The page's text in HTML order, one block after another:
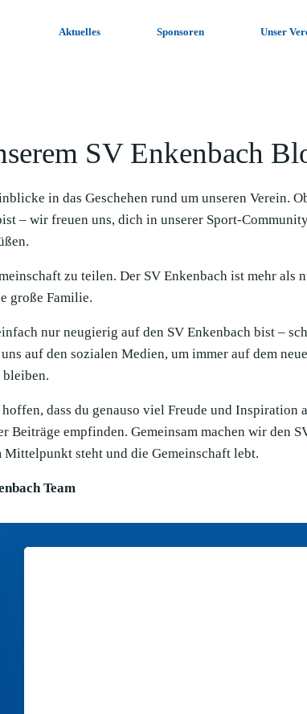
Aktuelles Sponsoren Unser
SV Enkenbach
in das Geschehen rund um unseren Verein.
– wir freuen uns, dich in unserer Sport-
zu teilen. Der SV Enkenbach ist mehr als
große Familie.
nur neugierig auf den SV Enkenbach bist –
auf den sozialen Medien, um immer auf dem
bleiben.
dass du genauso viel Freude und Inspiration
empfinden. Gemeinsam machen wir den
Mittelpunkt steht und die Gemeinschaft lebt.
Team